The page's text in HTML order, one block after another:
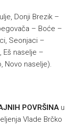
Donji Brezik –
– Boće –
Seonjaci –
Eš naselje –
Novo naselje).
POVRŠINAu
Vlade Brčko